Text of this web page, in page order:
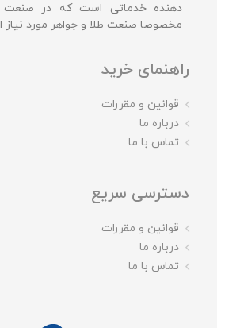
دهنده خدماتی است که در صنعت
مخصوصا صنعت طلا و جواهر مورد
راهنمای خرید
قوانین و مقررات
درباره ما
تماس با ما
دسترسی سریع
قوانین و مقررات
درباره ما
تماس با ما